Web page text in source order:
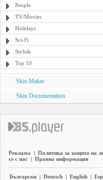
People
TV/Movies
Holidays
Sci-Fi
Stylish
Top 10
Skin Maker
Skin Documentation
Реклама | Политика за защита на
се с нас | Правна информация
Български | Deutsch | English |